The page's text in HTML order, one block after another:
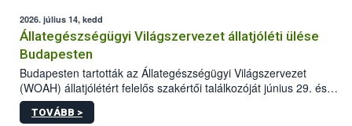
2026. július 14, kedd
Állategészségügyi Világszervezet állatjóléti ülése
Budapesten
Budapesten tartották az Állategészségügyi Világszervezet
(WOAH) állatjólétért felelős szakértői találkozóját június 29. és
július 2. között. Az Agrár- és Élelmiszergazdaságért Felelős
Minisztérium (AÉM) és a Nemzeti Élelmiszerlánc-biztonsági
TOVÁBB >